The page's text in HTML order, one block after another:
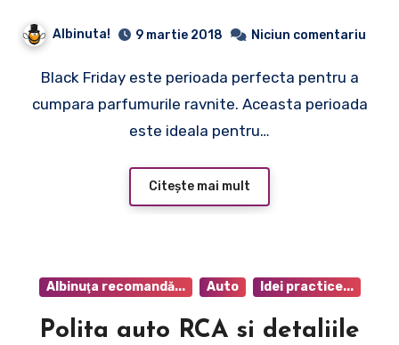
Albinuta! 9 martie 2018 Niciun comentariu
Black Friday este perioada perfecta pentru a
cumpara parfumurile ravnite. Aceasta perioada
este ideala pentru…
Citește mai mult
Albinuţa recomandă... Auto Idei practice...
Polita auto RCA si detaliile